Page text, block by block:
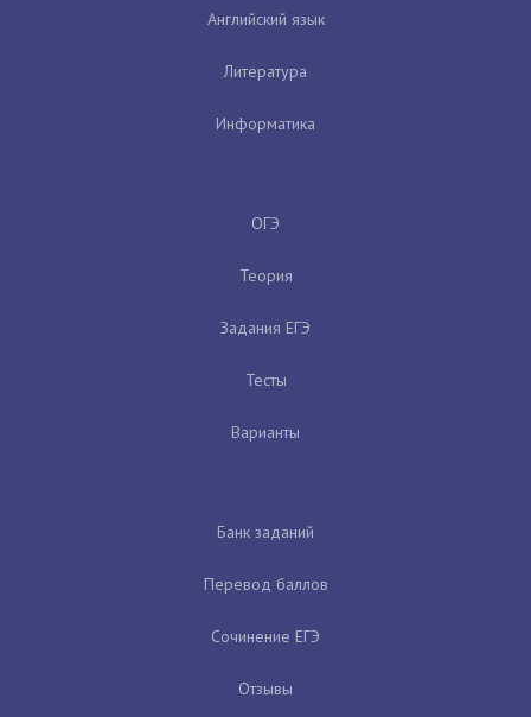
Английский язык
Литература
Информатика
ОГЭ
Теория
Задания ЕГЭ
Тесты
Варианты
Банк заданий
Перевод баллов
Сочинение ЕГЭ
Отзывы